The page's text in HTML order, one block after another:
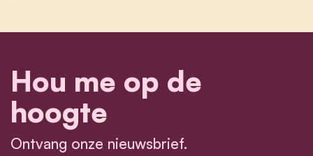
Hou me op de
hoogte
Ontvang onze nieuwsbrief.